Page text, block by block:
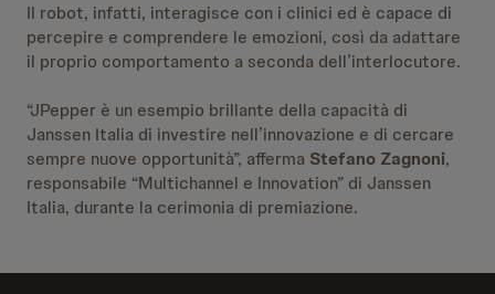
Il robot, infatti, interagisce con i clinici ed è capace di
percepire e comprendere le emozioni, così da adattare
il proprio comportamento a seconda dell’interlocutore.
“JPepper è un esempio brillante della capacità di
Janssen Italia di investire nell’innovazione e di cercare
sempre nuove opportunità”, afferma Stefano Zagnoni,
responsabile “Multichannel e Innovation” di Janssen
Italia, durante la cerimonia di premiazione.